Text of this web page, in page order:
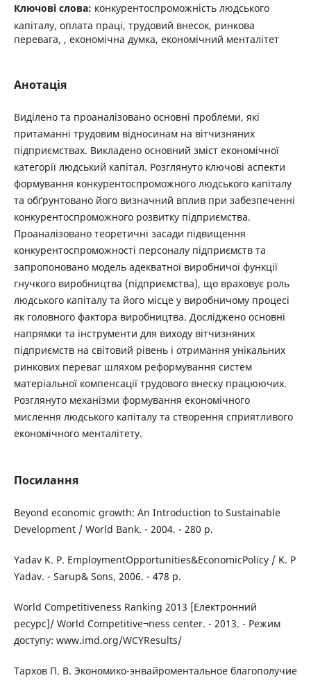
Ключові слова: конкурентоспроможність людського
капіталу, оплата праці, трудовий внесок, ринкова
перевага, , економічна думка, економічний менталітет
Анотація
Виділено та проаналізовано основні проблеми, які
притаманні трудовим відносинам на вітчизняних
підприємствах. Викладено основний зміст економічної
категорії людський капітал. Розглянуто ключові аспекти
формування конкурентоспроможного людського капіталу
та обґрунтовано його визначний вплив при забезпеченні
конкурентоспроможного розвитку підприємства.
Проаналізовано теоретичні засади підвищення
конкурентоспроможності персоналу підприємств та
запропоновано модель адекватної виробничої функції
гнучкого виробництва (підприємства), що враховує роль
людського капіталу та його місце у виробничому процесі
як головного фактора виробництва. Досліджено основні
напрямки та інструменти для виходу вітчизняних
підприємств на світовий рівень і отримання унікальних
ринкових переваг шляхом реформування систем
матеріальної компенсації трудового внеску працюючих.
Розглянуто механізми формування економічного
мислення людського капіталу та створення сприятливого
економічного менталітету.
Посилання
Beyond economic growth: An Introduction to Sustainable
Development / World Bank. - 2004. - 280 p.
Yadav K. P. EmploymentOpportunities&EconomicPolicy / K. P
Yadav. - Sarup& Sons, 2006. - 478 p.
World Competitiveness Ranking 2013 [Електронний
ресурс]/ World Competitive¬ness center. - 2013. - Режим
доступу: www.imd.org/WCYResults/
Тархов П. В. Экономико-энвайроментальное благополучие